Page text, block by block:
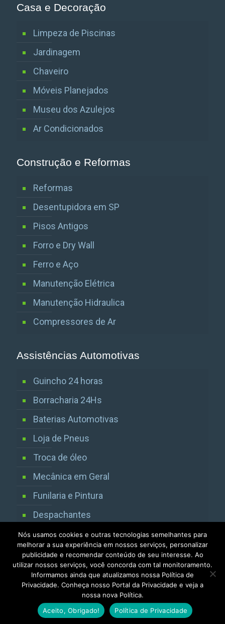
Casa e Decoração
Limpeza de Piscinas
Jardinagem
Chaveiro
Móveis Planejados
Museu dos Azulejos
Ar Condicionados
Construção e Reformas
Reformas
Desentupidora em SP
Pisos Antigos
Forro e Dry Wall
Ferro e Aço
Manutenção Elétrica
Manutenção Hidraulica
Compressores de Ar
Assistências Automotivas
Guincho 24 horas
Borracharia 24Hs
Baterias Automotivas
Loja de Pneus
Troca de óleo
Mecânica em Geral
Funilaria e Pintura
Despachantes
Vistorias Detran SP
Todos os direitos reservados 2013 / 2025
Nós usamos cookies e outras tecnologias semelhantes para
melhorar a sua experiência em nossos serviços, personalizar
publicidade e recomendar conteúdo de seu interesse. Ao
utilizar nossos serviços, você concorda com tal monitoramento.
Informamos ainda que atualizamos nossa Política de
Privacidade. Conheça nosso Portal da Privacidade e veja a
nossa nova Política.
Aceito, Obrigado!
Política de Privacidade